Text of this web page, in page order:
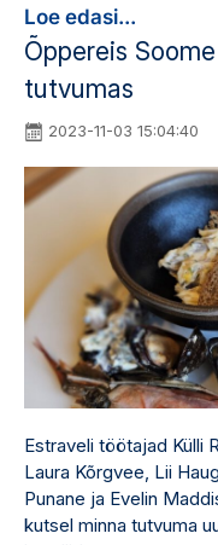
Loe edasi...
Õppereis
tutvumas
2023-11-03 15:04:40
Estraveli töötajad Külli
Laura Kõrgvee, Lii
Punane ja Evelin
kutsel minna tutvuma